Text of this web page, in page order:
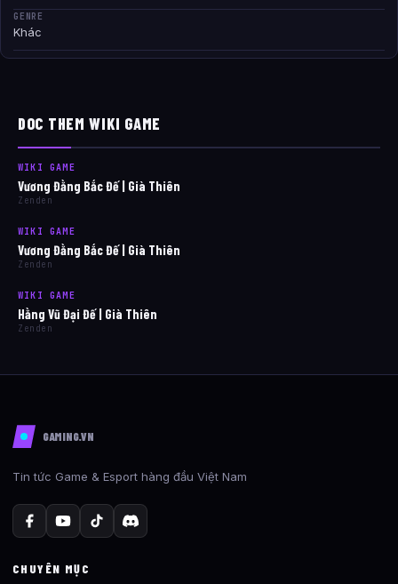
GENRE
Khác
DOC THEM WIKI GAME
WIKI GAME
Vương Đằng Bắc Đế | Già Thiên
Zenden
WIKI GAME
Vương Đằng Bắc Đế | Già Thiên
Zenden
WIKI GAME
Hằng Vũ Đại Đế | Già Thiên
Zenden
GAMING.VN
Tin tức Game & Esport hàng đầu Việt Nam
CHUYÊN MỤC